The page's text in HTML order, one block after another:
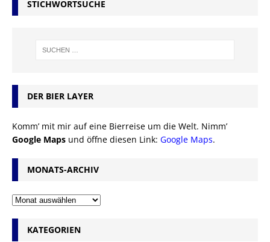
STICHWORTSUCHE
DER BIER LAYER
Komm’ mit mir auf eine Bierreise um die Welt. Nimm’
Google Maps und öffne diesen Link: Google Maps.
MONATS-ARCHIV
KATEGORIEN